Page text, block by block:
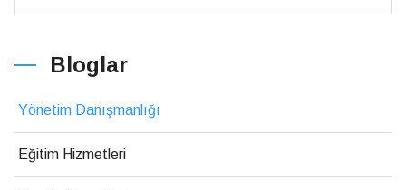
Bloglar
Yönetim Danışmanlığı
Eğitim Hizmetleri